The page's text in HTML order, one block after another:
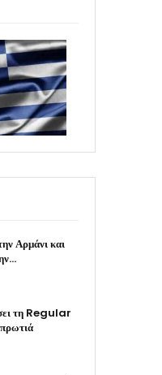
Αρμάνι και
τη Regular